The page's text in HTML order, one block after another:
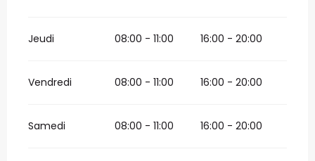
Jeudi 08:00 - 11:00 16:00 - 20:00
Vendredi 08:00 - 11:00 16:00 - 20:00
Samedi 08:00 - 11:00 16:00 - 20:00